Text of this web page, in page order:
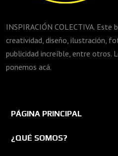
INSPIRACIÓN COLECTIVA.
creatividad, diseño, ilustración,
publicidad increíble, entre otros.
ponemos acá.
PÁGINA PRINCIPAL
¿QUÉ SOMOS?